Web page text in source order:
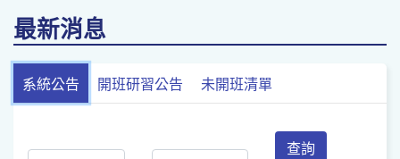
最新消息
系統公告 開班研習公告 未開班清單
查詢